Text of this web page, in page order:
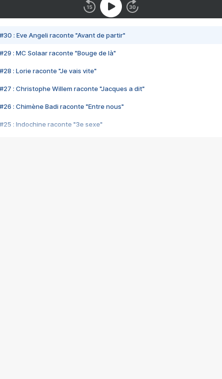
#30 : Eve Angeli raconte "Avant de partir"
#29 : MC Solaar raconte "Bouge de là"
#28 : Lorie raconte "Je vais vite"
#27 : Christophe Willem raconte "Jacques a dit"
#26 : Chimène Badi raconte "Entre nous"
#25 : Indochine raconte "3e sexe"